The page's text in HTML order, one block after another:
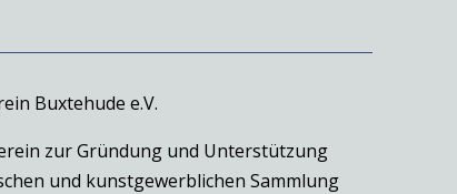
Buxtehude e.V.
zur Gründung und Unterstützung
und kunstgewerblichen Sammlung